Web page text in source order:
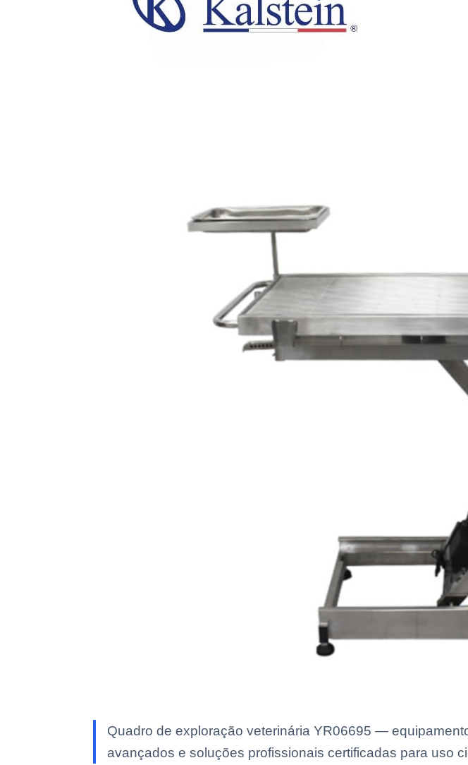
Quadro de exploração veterinária YR06695 —
avançados e soluções profissionais certificadas para uso